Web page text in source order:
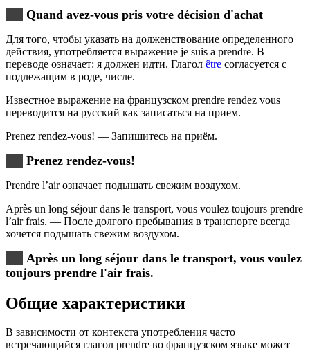
Quand avez-vous pris votre décision d'achat
Для того, чтобы указать на долженствование определенного
действия, употребляется выражение je suis a prendre. В
переводе означает: я должен идти. Глагол être согласуется с
подлежащим в роде, числе.
Известное выражение на французском prendre rendez vous
переводится на русский как записаться на прием.
Prenez rendez-vous! — Запишитесь на приём.
Prenez rendez-vous!
Prendre l’air означает подышать свежим воздухом.
Après un long séjour dans le transport, vous voulez toujours prendre
l’air frais. — После долгого пребывания в транспорте всегда
хочется подышать свежим воздухом.
Après un long séjour dans le transport, vous voulez
toujours prendre l'air frais.
Общие характеристики
В зависимости от контекста употребления часто
встречающийся глагол prendre во французском языке может